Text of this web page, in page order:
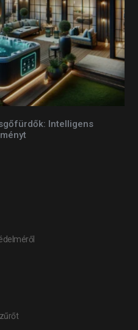
Intelligens